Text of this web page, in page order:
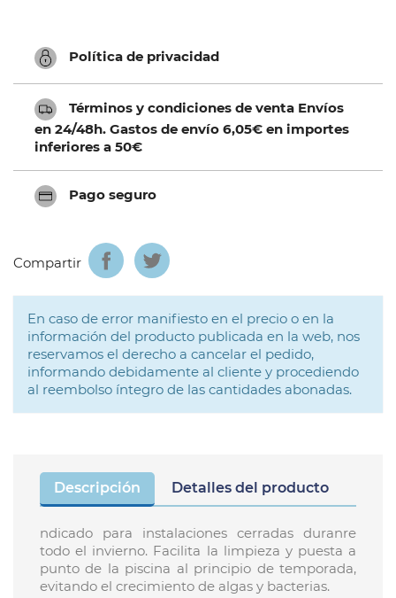
Política de privacidad
Términos y condiciones de venta Envíos
en 24/48h. Gastos de envío 6,05€ en importes
inferiores a 50€
Pago seguro
Compartir
En caso de error manifiesto en el precio o en la
información del producto publicada en la web, nos
reservamos el derecho a cancelar el pedido,
informando debidamente al cliente y procediendo
al reembolso íntegro de las cantidades abonadas.
Descripción Detalles del producto
ndicado para instalaciones cerradas duranre
todo el invierno. Facilita la limpieza y puesta a
punto de la piscina al principio de temporada,
evitando el crecimiento de algas y bacterias.